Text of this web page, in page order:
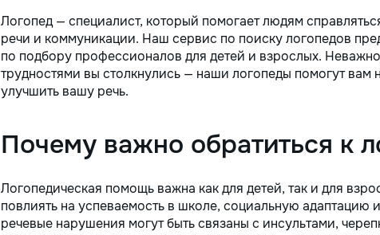
Логопед — специалист, который помогает людям
речи и коммуникации. Наш сервис по поиску логопедов
по подбору профессионалов для детей и взрослых.
трудностями вы столкнулись — наши логопеды помогут вам
улучшить вашу речь.
Почему важно обратиться к
Логопедическая помощь важна как для детей, так и для
повлиять на успеваемость в школе, социальную адаптацию
речевые нарушения могут быть связаны с инсультами,